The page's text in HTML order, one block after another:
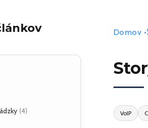
(4)
Domov •
VoIP